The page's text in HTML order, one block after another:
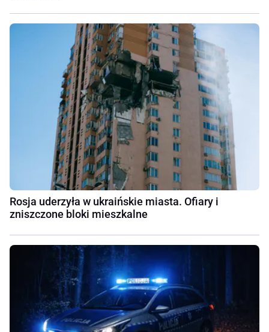
Rosja uderzyła w ukraińskie miasta. Ofiary i
zniszczone bloki mieszkalne